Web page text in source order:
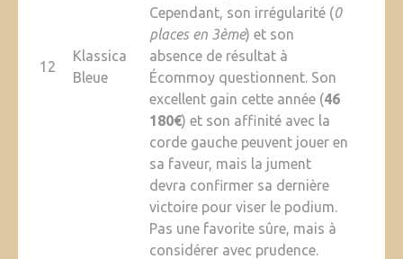
12
Klassica
Bleue
Cependant, son irrégularité (0
places en 3ème) et son
absence de résultat à
Écommoy questionnent. Son
excellent gain cette année (46
180€) et son affinité avec la
corde gauche peuvent jouer en
sa faveur, mais la jument
devra confirmer sa dernière
victoire pour viser le podium.
Pas une favorite sûre, mais à
considérer avec prudence.